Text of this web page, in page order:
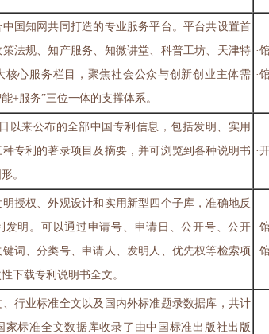
国知网共同打造的专业服务平台。平台共设置首
法规、知产服务、知微讲堂、科普工坊、天津特
核心服务栏目，聚焦社会公众与创新创业主体需
+服务”三位一体的支撑体系。
·
·
以来公布的全部中国专利信息，包括发明、实用
专利的著录项目及摘要，并可浏览到各种说明书
。
·
授权、外观设计和实用新型四个子库，准确地反
发明。可以通过申请号、申请日、公开号、公开
键词、分类号、申请人、发明人、优先权等检索项
下载专利说明书全文。
·
·
行业标准全文以及国内外标准题录数据库，共计
家标准全文数据库收录了由中国标准出版社出版